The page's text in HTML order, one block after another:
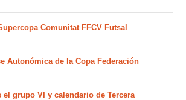
Comunitat FFCV Futsal
Autonómica de la Copa Federación
el grupo VI y calendario de Tercera